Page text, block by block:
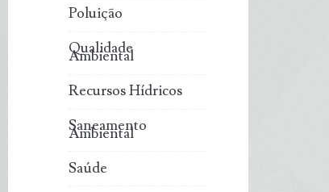
Poluição
Qualidade
Ambiental
Recursos Hídricos
Saneamento
Ambiental
Saúde